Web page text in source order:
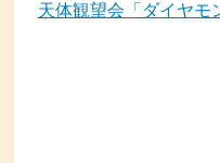
天体観望会「ダイヤモ